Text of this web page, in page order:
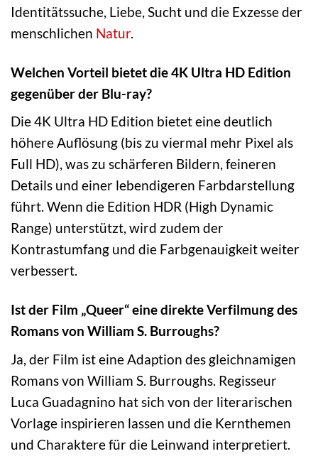
Identitätssuche, Liebe, Sucht und die Exzesse der
menschlichen Natur.
Welchen Vorteil bietet die 4K Ultra HD Edition
gegenüber der Blu-ray?
Die 4K Ultra HD Edition bietet eine deutlich
höhere Auflösung (bis zu viermal mehr Pixel als
Full HD), was zu schärferen Bildern, feineren
Details und einer lebendigeren Farbdarstellung
führt. Wenn die Edition HDR (High Dynamic
Range) unterstützt, wird zudem der
Kontrastumfang und die Farbgenauigkeit weiter
verbessert.
Ist der Film „Queer“ eine direkte Verfilmung des
Romans von William S. Burroughs?
Ja, der Film ist eine Adaption des gleichnamigen
Romans von William S. Burroughs. Regisseur
Luca Guadagnino hat sich von der literarischen
Vorlage inspirieren lassen und die Kernthemen
und Charaktere für die Leinwand interpretiert.